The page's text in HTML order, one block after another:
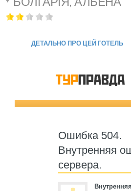
ДЕТАЛЬНО ПРО ЦЕЙ ГОТЕЛЬ